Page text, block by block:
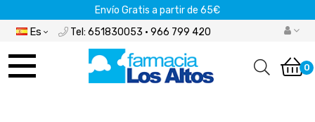
Envío Gratis a partir de 65€
Es Tel: 651830053 · 966 799 420
Navegación 0